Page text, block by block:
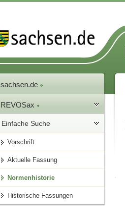
sachsen.de
REVOSax
Einfache Suche
Vorschrift
Aktuelle Fassung
Normenhistorie
Historische Fassungen